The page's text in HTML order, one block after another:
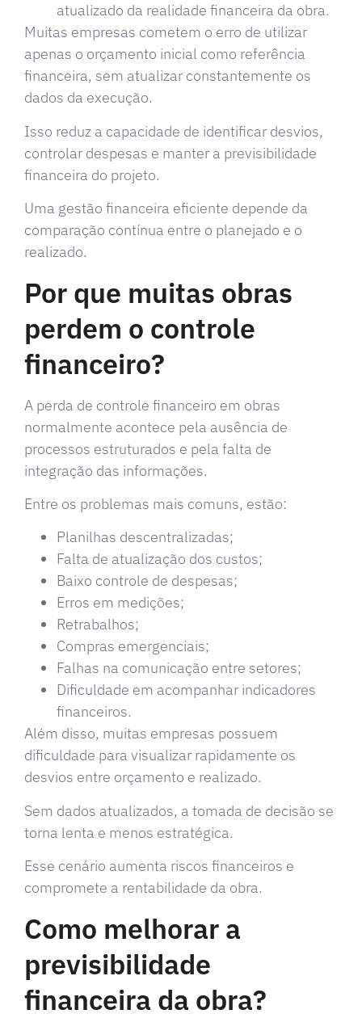
atualizado da realidade financeira da obra.
Muitas empresas cometem o erro de utilizar
apenas o orçamento inicial como referência
financeira, sem atualizar constantemente os
dados da execução.
Isso reduz a capacidade de identificar desvios,
controlar despesas e manter a previsibilidade
financeira do projeto.
Uma gestão financeira eficiente depende da
comparação contínua entre o planejado e o
realizado.
Por que muitas obras
perdem o controle
financeiro?
A perda de controle financeiro em obras
normalmente acontece pela ausência de
processos estruturados e pela falta de
integração das informações.
Entre os problemas mais comuns, estão:
Planilhas descentralizadas;
Falta de atualização dos custos;
Baixo controle de despesas;
Erros em medições;
Retrabalhos;
Compras emergenciais;
Falhas na comunicação entre setores;
Dificuldade em acompanhar indicadores
financeiros.
Além disso, muitas empresas possuem
dificuldade para visualizar rapidamente os
desvios entre orçamento e realizado.
Sem dados atualizados, a tomada de decisão se
torna lenta e menos estratégica.
Esse cenário aumenta riscos financeiros e
compromete a rentabilidade da obra.
Como melhorar a
previsibilidade
financeira da obra?